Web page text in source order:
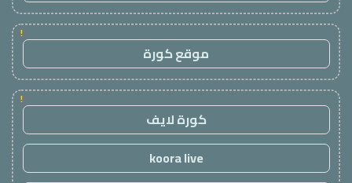
!
موقع كورة
!
كورة لايف
koora live